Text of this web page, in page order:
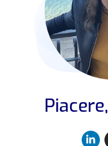
Piacere,